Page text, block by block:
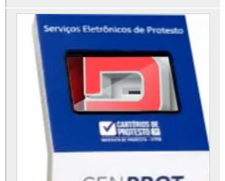
Totem senha atendimento
Totem tablet impressora
Totem terminal de autoatendimento
Totens de senha
Venda de totem digital
Empresa que faz totem digital
Fabrica de terminal de autoatendimento